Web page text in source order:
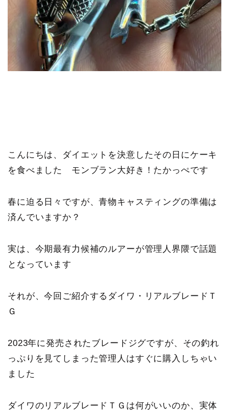
こんにちは、ダイエットを決意したその日にケーキ
を食べました モンブラン大好き！たかっぺです
春に迫る日々ですが、青物キャスティングの準備は
済んでいますか？
実は、今期最有力候補のルアーが管理人界隈で話題
となっています
それが、今回ご紹介するダイワ・リアルブレードＴ
Ｇ
2023年に発売されたブレードジグですが、その釣れ
っぷりを見てしまった管理人はすぐに購入しちゃい
ました
ダイワのリアルブレードＴＧは何がいいのか、実体